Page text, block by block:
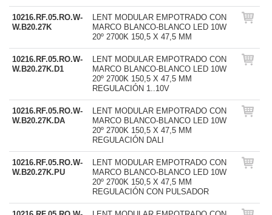
10216.RF.05.RO.W-
W.B20.27K
LENT MODULAR EMPOTRADO CON
MARCO BLANCO-BLANCO LED 10W
20º 2700K 150,5 X 47,5 MM
10216.RF.05.RO.W-
W.B20.27K.D1
LENT MODULAR EMPOTRADO CON
MARCO BLANCO-BLANCO LED 10W
20º 2700K 150,5 X 47,5 MM
REGULACIÓN 1..10V
10216.RF.05.RO.W-
W.B20.27K.DA
LENT MODULAR EMPOTRADO CON
MARCO BLANCO-BLANCO LED 10W
20º 2700K 150,5 X 47,5 MM
REGULACIÓN DALI
10216.RF.05.RO.W-
W.B20.27K.PU
LENT MODULAR EMPOTRADO CON
MARCO BLANCO-BLANCO LED 10W
20º 2700K 150,5 X 47,5 MM
REGULACIÓN CON PULSADOR